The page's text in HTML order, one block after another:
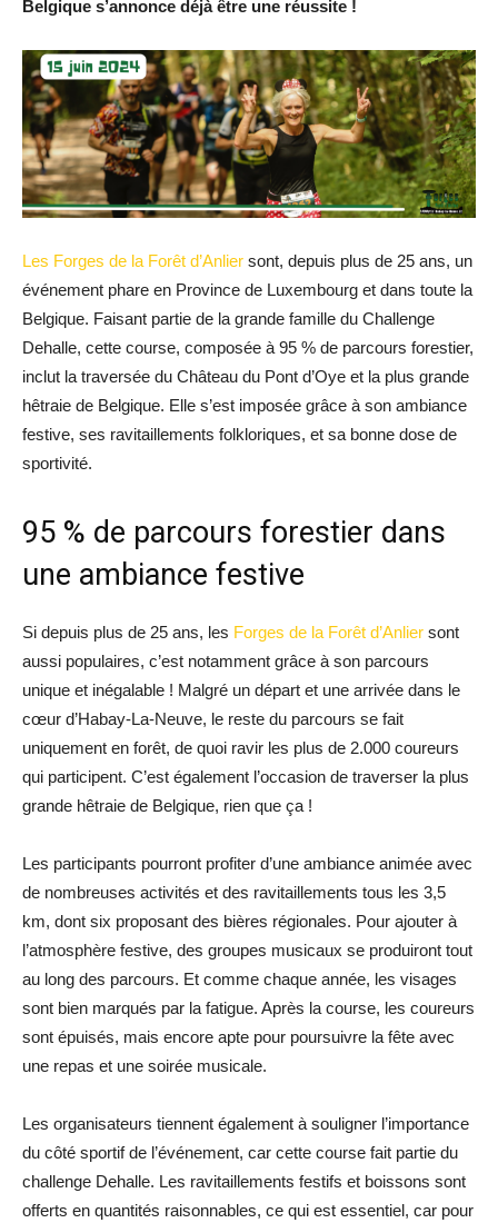
Belgique s’annonce déjà être une réussite !
Les Forges de la Forêt d’Anlier sont, depuis plus de 25 ans, un
événement phare en Province de Luxembourg et dans toute la
Belgique. Faisant partie de la grande famille du Challenge
Dehalle, cette course, composée à 95 % de parcours forestier,
inclut la traversée du Château du Pont d’Oye et la plus grande
hêtraie de Belgique. Elle s’est imposée grâce à son ambiance
festive, ses ravitaillements folkloriques, et sa bonne dose de
sportivité.
95 % de parcours forestier dans
une ambiance festive
Si depuis plus de 25 ans, les Forges de la Forêt d’Anlier sont
aussi populaires, c’est notamment grâce à son parcours
unique et inégalable ! Malgré un départ et une arrivée dans le
cœur d’Habay-La-Neuve, le reste du parcours se fait
uniquement en forêt, de quoi ravir les plus de 2.000 coureurs
qui participent. C’est également l’occasion de traverser la plus
grande hêtraie de Belgique, rien que ça !
Les participants pourront profiter d’une ambiance animée avec
de nombreuses activités et des ravitaillements tous les 3,5
km, dont six proposant des bières régionales. Pour ajouter à
l’atmosphère festive, des groupes musicaux se produiront tout
au long des parcours. Et comme chaque année, les visages
sont bien marqués par la fatigue. Après la course, les coureurs
sont épuisés, mais encore apte pour poursuivre la fête avec
une repas et une soirée musicale.
Les organisateurs tiennent également à souligner l’importance
du côté sportif de l’événement, car cette course fait partie du
challenge Dehalle. Les ravitaillements festifs et boissons sont
offerts en quantités raisonnables, ce qui est essentiel, car pour